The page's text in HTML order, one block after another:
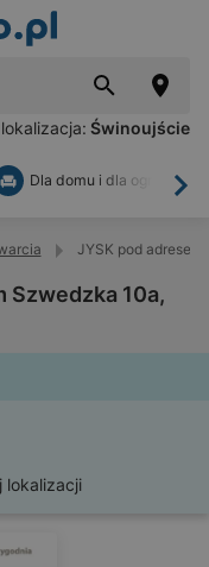
Świnoujście
Dla domu i dla ogrodu
JYSK pod
Szwedzka 10a,
lokalizacji